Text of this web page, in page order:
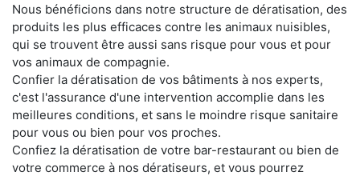
Nous bénéficions dans notre structure de dératisation, des
produits les plus efficaces contre les animaux nuisibles,
qui se trouvent être aussi sans risque pour vous et pour
vos animaux de compagnie.
Confier la dératisation de vos bâtiments à nos experts,
c'est l'assurance d'une intervention accomplie dans les
meilleures conditions, et sans le moindre risque sanitaire
pour vous ou bien pour vos proches.
Confiez la dératisation de votre bar-restaurant ou bien de
votre commerce à nos dératiseurs, et vous pourrez